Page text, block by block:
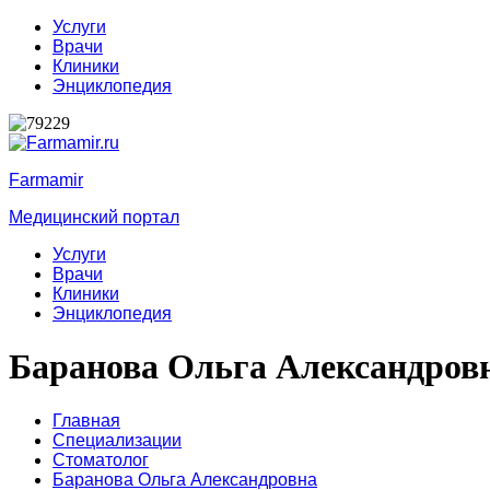
Услуги
Врачи
Клиники
Энциклопедия
Farmamir
Медицинский портал
Услуги
Врачи
Клиники
Энциклопедия
Баранова Ольга
Главная
Специализации
Стоматолог
Баранова Ольга Александровна